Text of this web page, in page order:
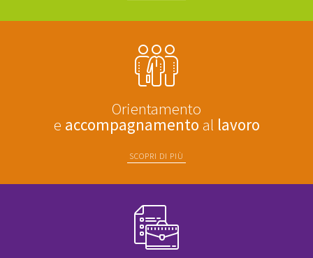
Orientamento
e accompagnamento al lavoro
SCOPRI DI PIÙ